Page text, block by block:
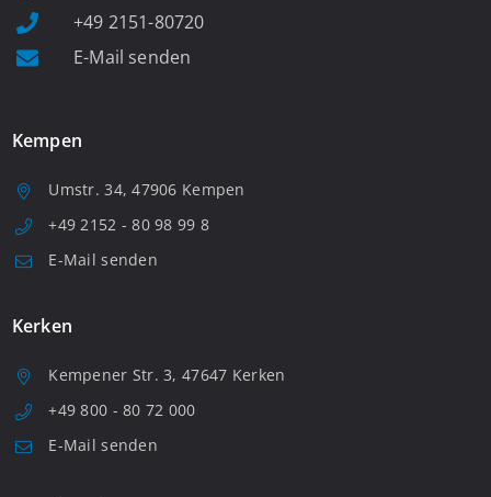
+49 2151-80720
E-Mail senden
Kempen
Umstr. 34, 47906 Kempen
+49 2152 - 80 98 99 8
E-Mail senden
Kerken
Kempener Str. 3, 47647 Kerken
+49 800 - 80 72 000
E-Mail senden